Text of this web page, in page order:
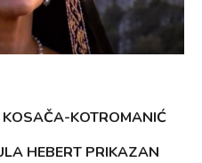
KOSAČA-KOTROMANIĆ
HEBERT PRIKAZAN